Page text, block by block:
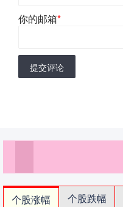
你的邮箱*
提交评论
个股涨幅 个股跌幅